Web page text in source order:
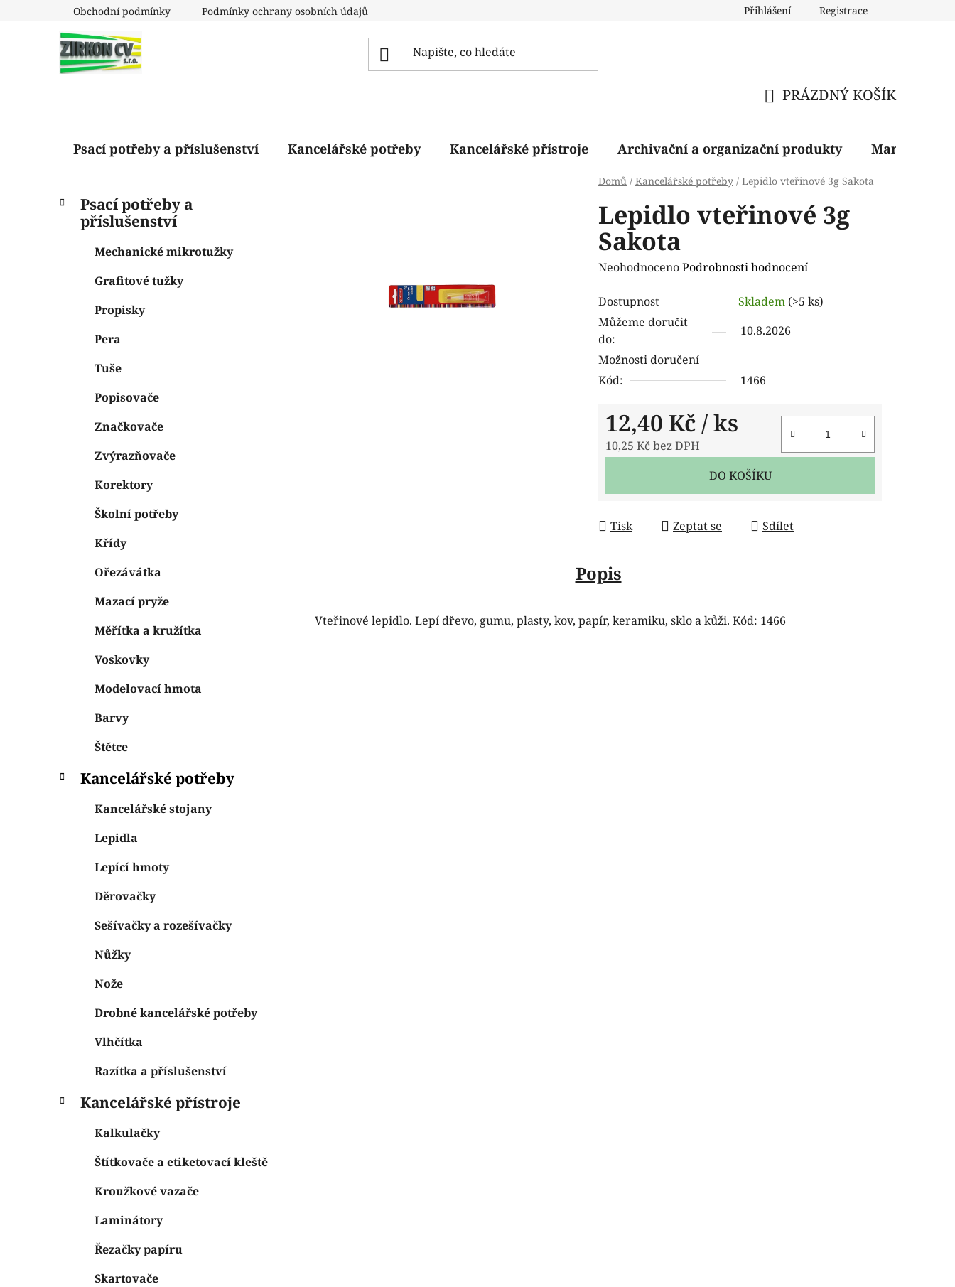
Obchodní podmínky Podmínky ochrany osobních údajů Přihlášení Registrace
KOŠÍK
PRÁZDNÝ KOŠÍK
Psací potřeby a příslušenství Kancelářské potřeby Kancelářské přístroje Archivační a organizační produkty Manažerské
Domů / Kancelářské potřeby / Lepidlo vteřinové 3g Sakota
P
o
kategorie
K
a
Psací potřeby a
příslušenství
Mechanické mikrotužky
Grafitové tužky
Propisky
Pera
Tuše
Popisovače
Značkovače
Zvýrazňovače
Korektory
Školní potřeby
Křídy
Ořezávátka
Mazací pryže
Měřítka a kružítka
Voskovky
Modelovací hmota
Barvy
Štětce
Kancelářské potřeby
Kancelářské stojany
Lepidla
Lepící hmoty
Děrovačky
Sešívačky a rozešívačky
Nůžky
Nože
Drobné kancelářské potřeby
Vlhčítka
Razítka a příslušenství
Kancelářské přístroje
Kalkulačky
Štítkovače a etiketovací kleště
Kroužkové vazače
Laminátory
Řezačky papíru
Skartovače
Lepidlo vteřinové 3g
Sakota
Průměrné
produktu
je
0,0
z
5
NeohodnocenoPodrobnosti hodnocení
Dostupnost Skladem (>5 ks)
Můžeme doručit
do:
10.8.2026
Možnosti doručení
Kód:
1466
12,40 Kč / ks
10,25 Kč bez DPH
DO KOŠÍKU
Tisk Zeptat se Sdílet
Popis
Vteřinové lepidlo. Lepí dřevo, gumu, plasty, kov, papír, keramiku, sklo a kůži. Kód: 1466